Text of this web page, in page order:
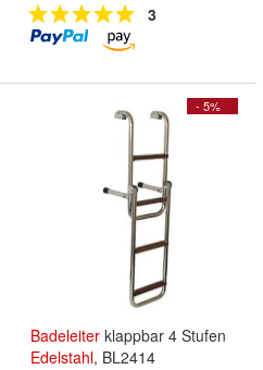
3
- 5%
Badeleiter klappbar 4 Stufen
Edelstahl, BL2414